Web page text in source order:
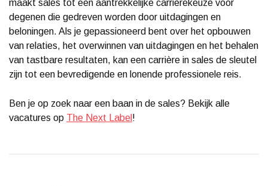
maakt sales tot een aantrekkelijke carrièrekeuze voor
degenen die gedreven worden door uitdagingen en
beloningen. Als je gepassioneerd bent over het opbouwen
van relaties, het overwinnen van uitdagingen en het behalen
van tastbare resultaten, kan een carrière in sales de sleutel
zijn tot een bevredigende en lonende professionele reis.
Ben je op zoek naar een baan in de sales? Bekijk alle
vacatures op The Next Label !